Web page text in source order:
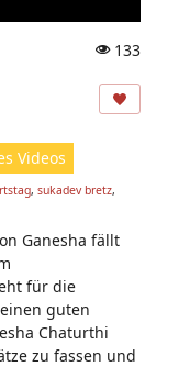
ic
n:
133
Videos
, sukadev bretz,
Ganesha fällt
für die
guten
Chaturthi
zu fassen und